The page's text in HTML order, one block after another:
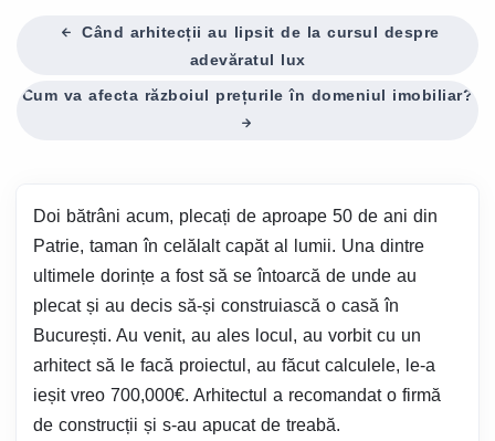
Când arhitecții au lipsit de la cursul despre
adevăratul lux
Cum va afecta războiul prețurile în domeniul imobiliar?
Doi bătrâni acum, plecați de aproape 50 de ani din
Patrie, taman în celălalt capăt al lumii. Una dintre
ultimele dorințe a fost să se întoarcă de unde au
plecat și au decis să-și construiască o casă în
București. Au venit, au ales locul, au vorbit cu un
arhitect să le facă proiectul, au făcut calculele, le-a
ieșit vreo 700,000€. Arhitectul a recomandat o firmă
de construcții și s-au apucat de treabă.